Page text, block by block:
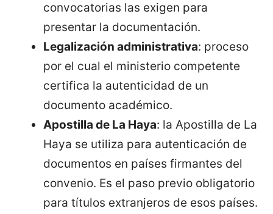
convocatorias las exigen para
presentar la documentación.
Legalización administrativa: proceso
por el cual el ministerio competente
certifica la autenticidad de un
documento académico.
Apostilla de La Haya: la Apostilla de La
Haya se utiliza para autenticación de
documentos en países firmantes del
convenio. Es el paso previo obligatorio
para títulos extranjeros de esos países.